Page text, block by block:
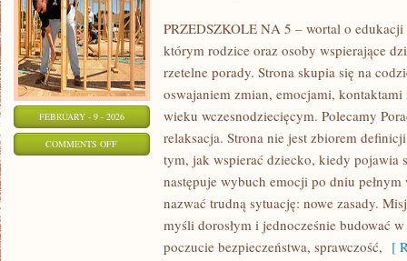
FEBRUARY - 9 - 2026
COMMENTS OFFON
RODZICÓW
PRZEDSZKOLE NA 5 – wortal o
którym rodzice oraz osoby wspierające
rzetelne porady. Strona skupia się na
oswajaniem zmian, emocjami,
wieku wczesnodziecięcym. Polecamy
relaksacja. Strona nie jest zbiorem
tym, jak wspierać dziecko, kiedy pojawia
następuje wybuch emocji po dniu
nazwać trudną sytuację: nowe zasady.
myśli dorosłym i jednocześnie budować
poczucie bezpieczeństwa, sprawczość, [